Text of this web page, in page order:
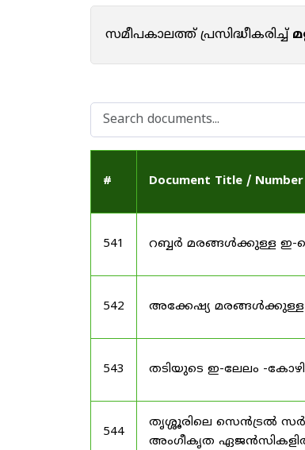
സമീപകാലത്ത് പ്രസിദ്ധീകരിച്ച്
# Document Title / Number
541 റബ്ബർ മരങ്ങൾക്കുള്ള ഇ-
542 അക്കേഷ്യ
543 തടിയുടെ ഇ-ലേലം -
544
തൃശ്ശൂരിലെ സെൻട്രൽ
അംഗീകൃത